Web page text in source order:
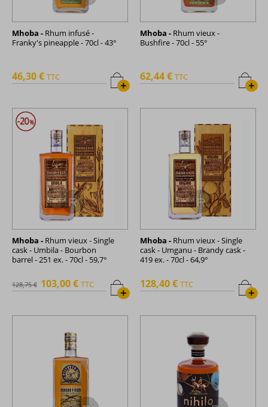
Mhoba - Rhum infusé -
Franky's pineapple - 70cl - 43°
+
46,30 € TTC
Mhoba - Rhum vieux -
Bushfire - 70cl - 55°
+
62,44 € TTC
Mhoba - Rhum vieux - Single
cask - Umbila - Bourbon
barrel - 251 ex. - 70cl - 59,7°
+
128,75 € 103,00 € TTC
Mhoba - Rhum vieux - Single
cask - Umganu - Brandy cask -
419 ex. - 70cl - 64,9°
+
128,40 € TTC